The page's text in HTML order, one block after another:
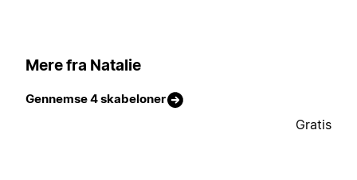
Mere fra Natalie
Gennemse 4 skabeloner
Gratis